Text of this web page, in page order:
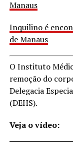
Manaus
Inquilino é
de Manaus
O Instituto
remoção do
Delegacia
(DEHS).
Veja o vídeo: